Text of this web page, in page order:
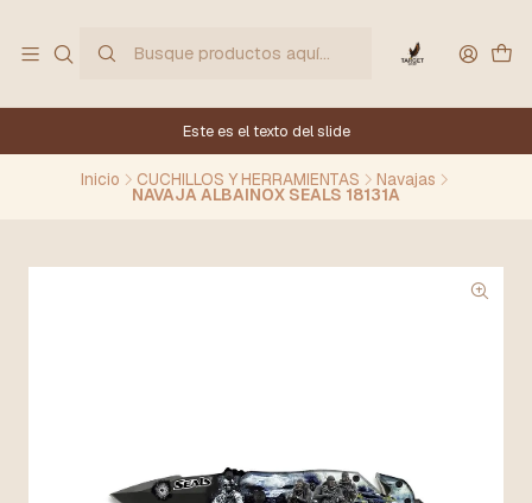
Este es el texto del slide
Inicio CUCHILLOS Y HERRAMIENTAS Navajas
NAVAJA ALBAINOX SEALS 18131A